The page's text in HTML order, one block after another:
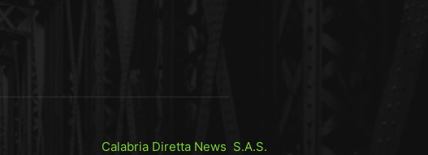
Calabria Diretta News S.A.S.